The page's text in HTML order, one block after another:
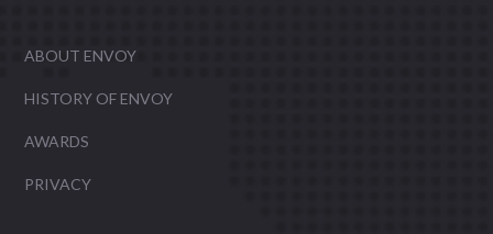
ABOUT ENVOY
HISTORY OF ENVOY
AWARDS
PRIVACY